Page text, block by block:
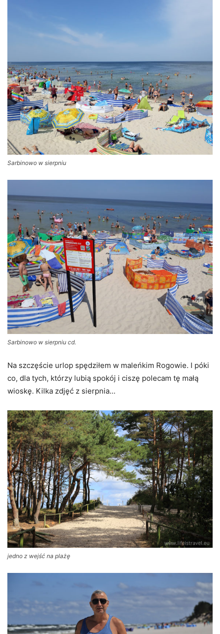
Sarbinowo w sierpniu
Sarbinowo w sierpniu cd.
Na szczęście urlop spędziłem w maleńkim Rogowie. I póki
co, dla tych, którzy lubią spokój i ciszę polecam tę małą
wioskę. Kilka zdjęć z sierpnia…
jedno z wejść na plażę